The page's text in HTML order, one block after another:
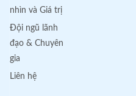
nhìn và Giá trị
Đội ngũ lãnh
đạo & Chuyên
gia
Liên hệ